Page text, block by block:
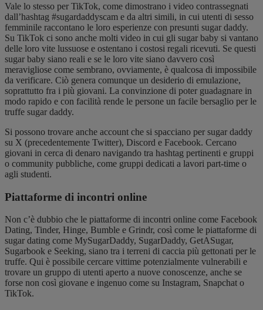
Vale lo stesso per TikTok, come dimostrano i video contrassegnati
dall’hashtag #sugardaddyscam e da altri simili, in cui utenti di sesso
femminile raccontano le loro esperienze con presunti sugar daddy.
Su TikTok ci sono anche molti video in cui gli sugar baby si vantano
delle loro vite lussuose e ostentano i costosi regali ricevuti. Se questi
sugar baby siano reali e se le loro vite siano davvero così
meravigliose come sembrano, ovviamente, è qualcosa di impossibile
da verificare. Ciò genera comunque un desiderio di emulazione,
soprattutto fra i più giovani. La convinzione di poter guadagnare in
modo rapido e con facilità rende le persone un facile bersaglio per le
truffe sugar daddy.
Si possono trovare anche account che si spacciano per sugar daddy
su X (precedentemente Twitter), Discord e Facebook. Cercano
giovani in cerca di denaro navigando tra hashtag pertinenti e gruppi
o community pubbliche, come gruppi dedicati a lavori part-time o
agli studenti.
Piattaforme di incontri online
Non c’è dubbio che le piattaforme di incontri online come Facebook
Dating, Tinder, Hinge, Bumble e Grindr, così come le piattaforme di
sugar dating come MySugarDaddy, SugarDaddy, GetASugar,
Sugarbook e Seeking, siano tra i terreni di caccia più gettonati per le
truffe. Qui è possibile cercare vittime potenzialmente vulnerabili e
trovare un gruppo di utenti aperto a nuove conoscenze, anche se
forse non così giovane e ingenuo come su Instagram, Snapchat o
TikTok.